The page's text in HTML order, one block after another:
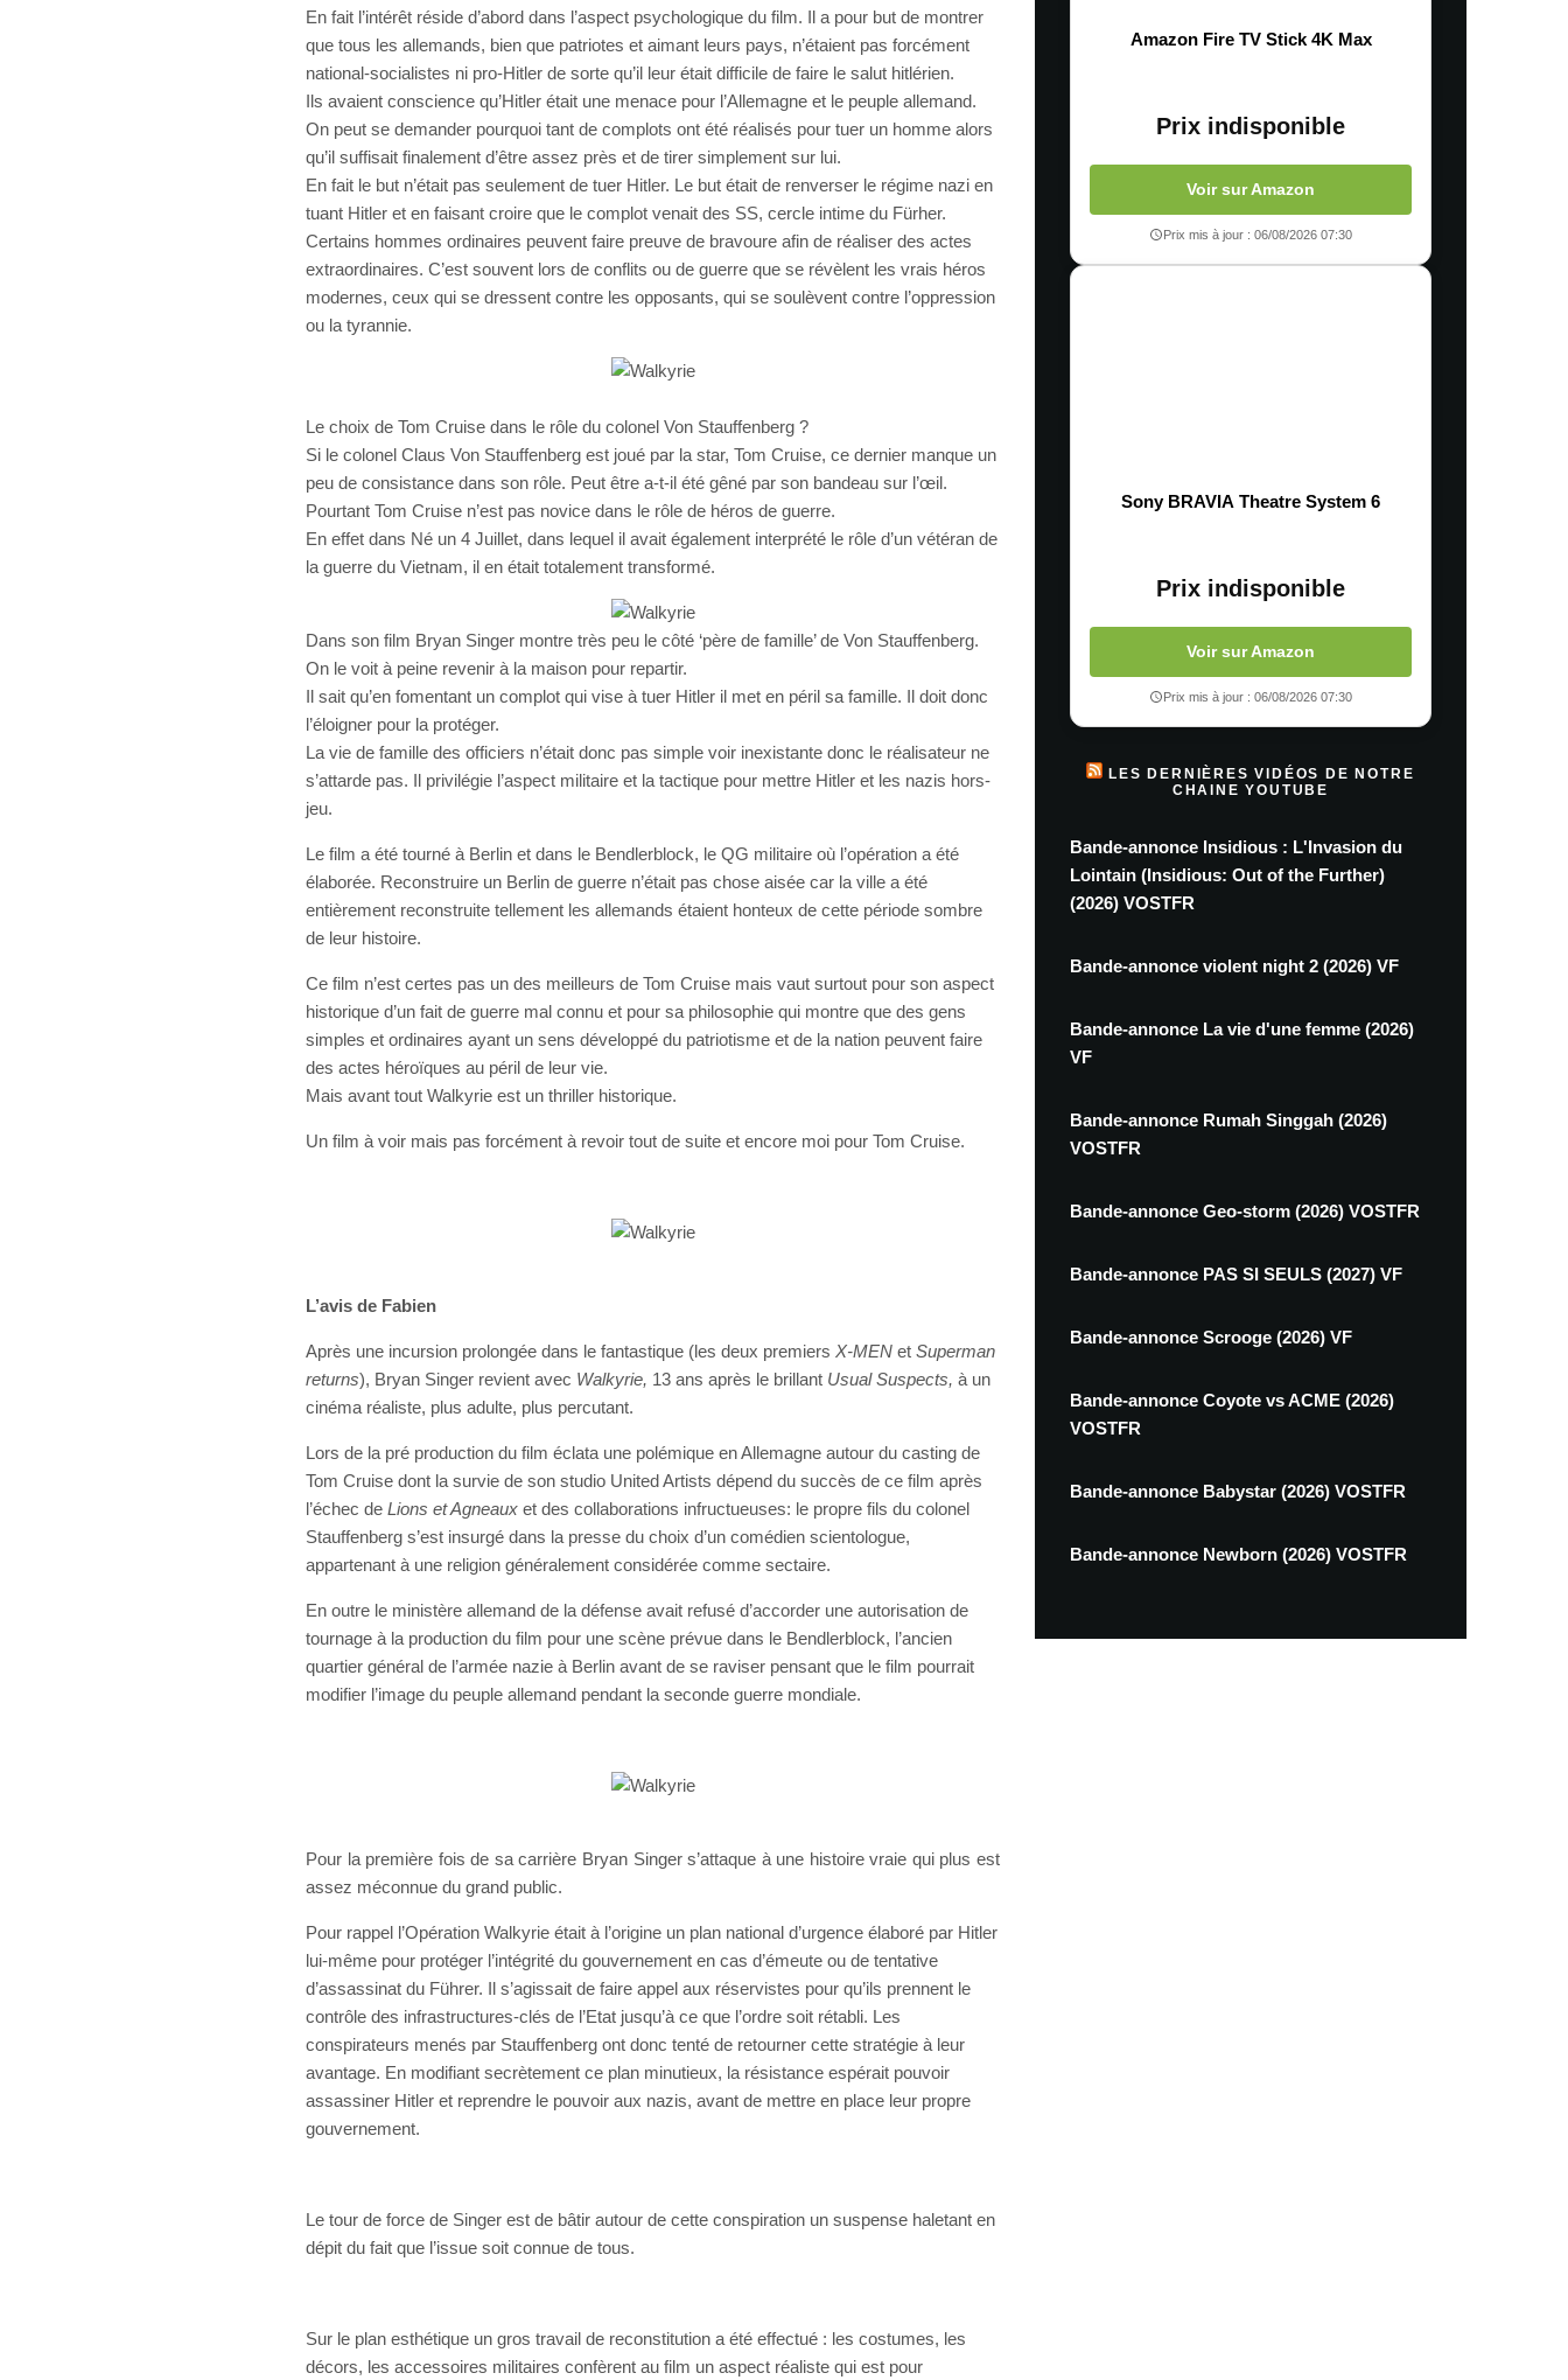
En fait l’intérêt réside d’abord dans l’aspect psychologique du film. Il a pour but de montrer
que tous les allemands, bien que patriotes et aimant leurs pays, n’étaient pas forcément
national-socialistes ni pro-Hitler de sorte qu’il leur était difficile de faire le salut hitlérien.
Ils avaient conscience qu’Hitler était une menace pour l’Allemagne et le peuple allemand.
On peut se demander pourquoi tant de complots ont été réalisés pour tuer un homme alors
qu’il suffisait finalement d’être assez près et de tirer simplement sur lui.
En fait le but n’était pas seulement de tuer Hitler. Le but était de renverser le régime nazi en
tuant Hitler et en faisant croire que le complot venait des SS, cercle intime du Fürher.
Certains hommes ordinaires peuvent faire preuve de bravoure afin de réaliser des actes
extraordinaires. C’est souvent lors de conflits ou de guerre que se révèlent les vrais héros
modernes, ceux qui se dressent contre les opposants, qui se soulèvent contre l’oppression
ou la tyrannie.
Le choix de Tom Cruise dans le rôle du colonel Von Stauffenberg ?
Si le colonel Claus Von Stauffenberg est joué par la star, Tom Cruise, ce dernier manque un
peu de consistance dans son rôle. Peut être a-t-il été gêné par son bandeau sur l’œil.
Pourtant Tom Cruise n’est pas novice dans le rôle de héros de guerre.
En effet dans Né un 4 Juillet, dans lequel il avait également interprété le rôle d’un vétéran de
la guerre du Vietnam, il en était totalement transformé.
Dans son film Bryan Singer montre très peu le côté ‘père de famille’ de Von Stauffenberg.
On le voit à peine revenir à la maison pour repartir.
Il sait qu’en fomentant un complot qui vise à tuer Hitler il met en péril sa famille. Il doit donc
l’éloigner pour la protéger.
La vie de famille des officiers n’était donc pas simple voir inexistante donc le réalisateur ne
s’attarde pas. Il privilégie l’aspect militaire et la tactique pour mettre Hitler et les nazis hors-
jeu.
Le film a été tourné à Berlin et dans le Bendlerblock, le QG militaire où l’opération a été
élaborée. Reconstruire un Berlin de guerre n’était pas chose aisée car la ville a été
entièrement reconstruite tellement les allemands étaient honteux de cette période sombre
de leur histoire.
Ce film n’est certes pas un des meilleurs de Tom Cruise mais vaut surtout pour son aspect
historique d’un fait de guerre mal connu et pour sa philosophie qui montre que des gens
simples et ordinaires ayant un sens développé du patriotisme et de la nation peuvent faire
des actes héroïques au péril de leur vie.
Mais avant tout Walkyrie est un thriller historique.
Un film à voir mais pas forcément à revoir tout de suite et encore moi pour Tom Cruise.
L’avis de Fabien
Après une incursion prolongée dans le fantastique (les deux premiers X-MEN et Superman
returns), Bryan Singer revient avec Walkyrie, 13 ans après le brillant Usual Suspects, à un
cinéma réaliste, plus adulte, plus percutant.
Lors de la pré production du film éclata une polémique en Allemagne autour du casting de
Tom Cruise dont la survie de son studio United Artists dépend du succès de ce film après
l’échec de Lions et Agneaux et des collaborations infructueuses: le propre fils du colonel
Stauffenberg s’est insurgé dans la presse du choix d’un comédien scientologue,
appartenant à une religion généralement considérée comme sectaire.
En outre le ministère allemand de la défense avait refusé d’accorder une autorisation de
tournage à la production du film pour une scène prévue dans le Bendlerblock, l’ancien
quartier général de l’armée nazie à Berlin avant de se raviser pensant que le film pourrait
modifier l’image du peuple allemand pendant la seconde guerre mondiale.
Pour la première fois de sa carrière Bryan Singer s’attaque à une histoire vraie qui plus est
assez méconnue du grand public.
Pour rappel l’Opération Walkyrie était à l’origine un plan national d’urgence élaboré par Hitler
lui-même pour protéger l’intégrité du gouvernement en cas d’émeute ou de tentative
d’assassinat du Führer. Il s’agissait de faire appel aux réservistes pour qu’ils prennent le
contrôle des infrastructures-clés de l’Etat jusqu’à ce que l’ordre soit rétabli. Les
conspirateurs menés par Stauffenberg ont donc tenté de retourner cette stratégie à leur
avantage. En modifiant secrètement ce plan minutieux, la résistance espérait pouvoir
assassiner Hitler et reprendre le pouvoir aux nazis, avant de mettre en place leur propre
gouvernement.
Le tour de force de Singer est de bâtir autour de cette conspiration un suspense haletant en
dépit du fait que l’issue soit connue de tous.
Sur le plan esthétique un gros travail de reconstitution a été effectué : les costumes, les
décors, les accessoires militaires confèrent au film un aspect réaliste qui est pour
Amazon Fire TV Stick 4K Max
Prix indisponible
Voir sur Amazon
Prix mis à jour : 06/08/2026 07:30
Sony BRAVIA Theatre System 6
Prix indisponible
Voir sur Amazon
Prix mis à jour : 06/08/2026 07:30
LES DERNIÈRES VIDÉOS DE NOTRE
CHAINE YOUTUBE
Bande-annonce Insidious : L'Invasion du
Lointain (Insidious: Out of the Further)
(2026) VOSTFR
Bande-annonce violent night 2 (2026) VF
Bande-annonce La vie d'une femme (2026)
VF
Bande-annonce Rumah Singgah (2026)
VOSTFR
Bande-annonce Geo-storm (2026) VOSTFR
Bande-annonce PAS SI SEULS (2027) VF
Bande-annonce Scrooge (2026) VF
Bande-annonce Coyote vs ACME (2026)
VOSTFR
Bande-annonce Babystar (2026) VOSTFR
Bande-annonce Newborn (2026) VOSTFR